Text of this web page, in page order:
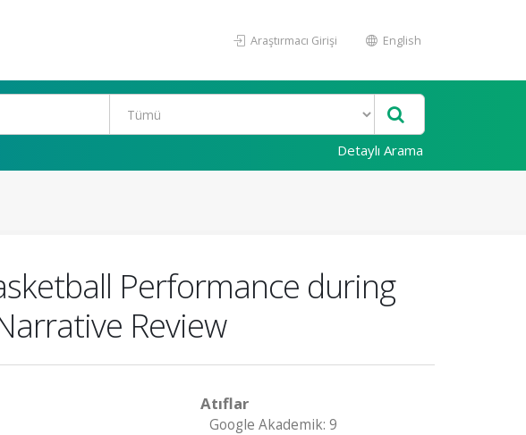
Araştırmacı Girişi English
Detaylı Arama
Performance during
Review
Atıflar
Google Akademik: 9